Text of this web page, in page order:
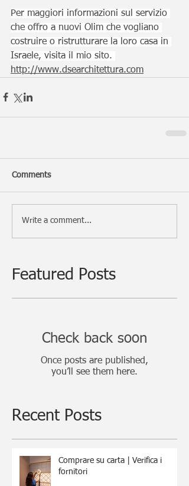
Per maggiori informazioni sul servizio
che offro a nuovi Olim che vogliano
costruire o ristrutturare la loro casa in
Israele, visita il mio sito.
http://www.dsearchitettura.com
Comments
Write a comment...
Featured Posts
Check back soon
Once posts are published,
you’ll see them here.
Recent Posts
Comprare su carta | Verifica i
fornitori